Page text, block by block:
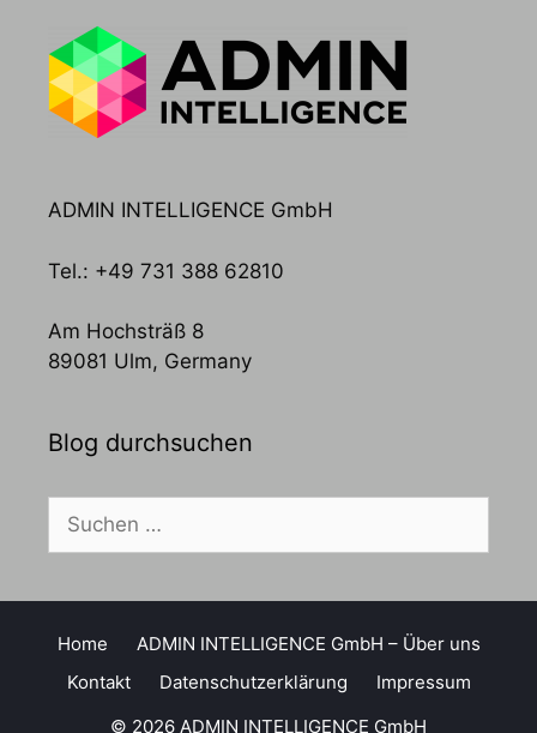
ADMIN INTELLIGENCE GmbH
Tel.: +49 731 388 62810
Am Hochsträß 8
89081 Ulm, Germany
Blog durchsuchen
Suchen
nach:
Home
ADMIN INTELLIGENCE GmbH – Über uns
Kontakt
Datenschutzerklärung
Impressum
© 2026 ADMIN INTELLIGENCE GmbH